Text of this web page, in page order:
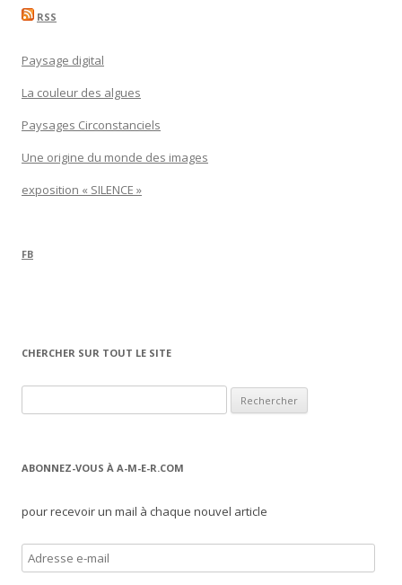
RSS
Paysage digital
La couleur des algues
Paysages Circonstanciels
Une origine du monde des images
exposition « SILENCE »
FB
CHERCHER SUR TOUT LE SITE
ABONNEZ-VOUS À A-M-E-R.COM
pour recevoir un mail à chaque nouvel article
d